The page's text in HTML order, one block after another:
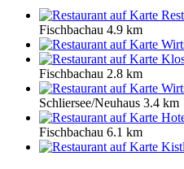
Fischbachau 4.9 km
Fischbachau 2.8 km
Schliersee/Neuhaus 3.4 km
Fischbachau 6.1 km